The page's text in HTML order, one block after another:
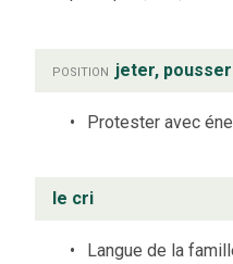
position jeter,
Protester avec
le cri
Langue de la